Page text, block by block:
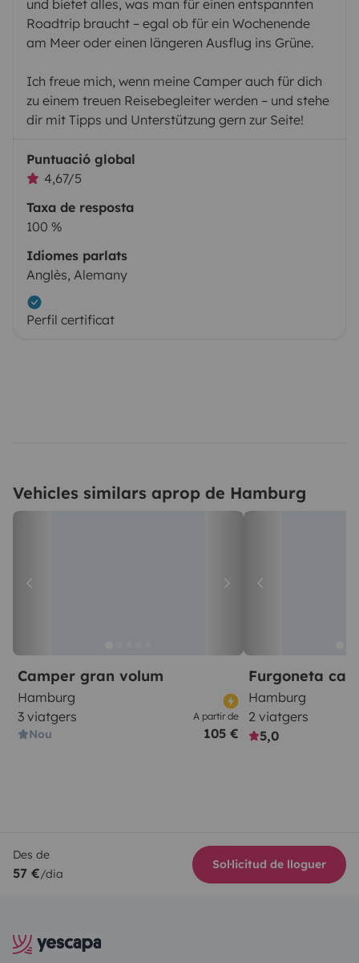
und bietet alles, was man für einen entspannten
Roadtrip braucht – egal ob für ein Wochenende
am Meer oder einen längeren Ausflug ins Grüne.
Ich freue mich, wenn meine Camper auch für dich
zu einem treuen Reisebegleiter werden – und stehe
dir mit Tipps und Unterstützung gern zur Seite!
Puntuació global
4,67/5
Taxa de resposta
100 %
Idiomes parlats
Anglès, Alemany
Perfil certificat
Vehicles similars aprop de Hamburg
Camper gran volum
Hamburg
3 viatgers
Nou
A partir de
105 €
Furgoneta
Hamburg
2 viatgers
5,0
Des de
57 €/dia
Sol·licitud de lloguer